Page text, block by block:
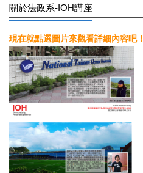
關於法政系-IOH講座
現在就點選圖片來觀看詳細內容吧！